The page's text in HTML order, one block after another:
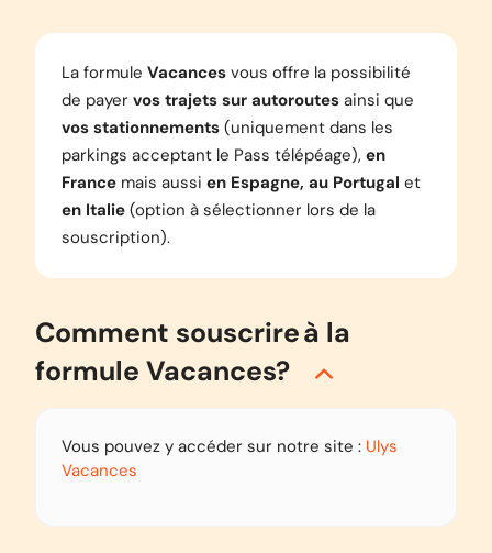
La formule Vacances vous offre la possibilité
de payer vos trajets sur autoroutes ainsi que
vos stationnements (uniquement dans les
parkings acceptant le Pass télépéage), en
France mais aussi en Espagne, au Portugal et
en Italie (option à sélectionner lors de la
souscription).
Comment souscrire à la
formule Vacances?
Vous pouvez y accéder sur notre site : Ulys
Vacances